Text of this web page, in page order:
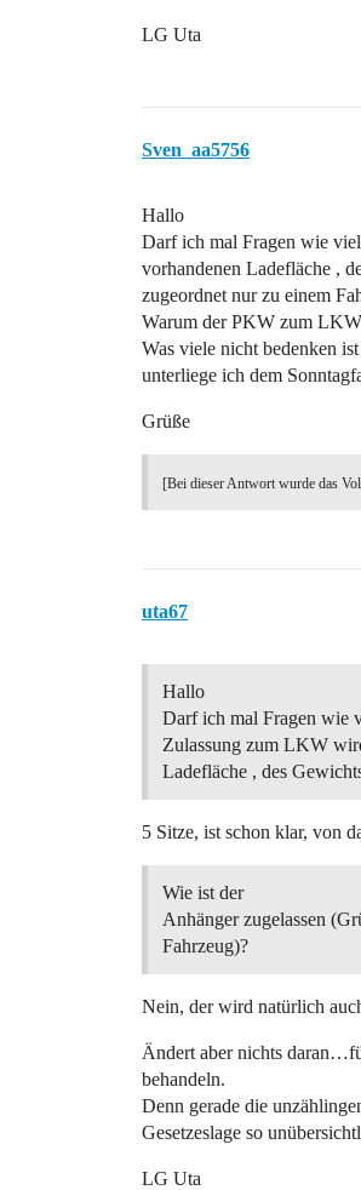
LG Uta
Sven_aa5756
Hallo
Darf ich mal Fragen wie
vorhandenen Ladefläche ,
zugeordnet nur zu einem
Warum der PKW zum
Was viele nicht bedenken
unterliege ich dem
Grüße
[Bei dieser Antwort wurde das
uta67
Hallo
Darf ich mal Fragen wie
Zulassung zum LKW
Ladefläche , des
5 Sitze, ist schon klar, von
Wie ist der
Anhänger zugelassen
Fahrzeug)?
Nein, der wird natürlich
Ändert aber nichts
behandeln.
Denn gerade die
Gesetzeslage so
LG Uta